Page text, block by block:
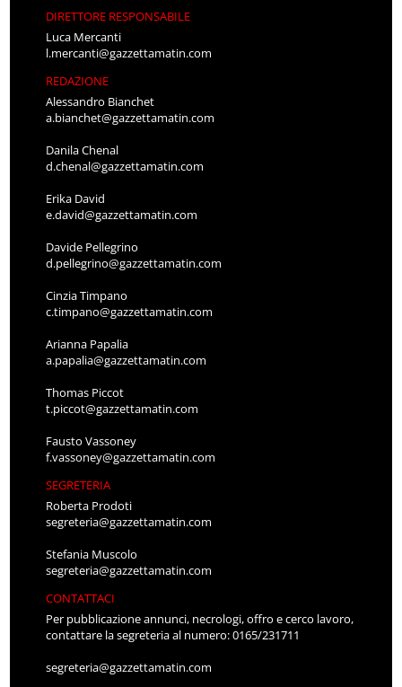
DIRETTORE RESPONSABILE
Luca Mercanti
l.mercanti@gazzettamatin.com
REDAZIONE
Alessandro Bianchet
a.bianchet@gazzettamatin.com
Danila Chenal
d.chenal@gazzettamatin.com
Erika David
e.david@gazzettamatin.com
Davide Pellegrino
d.pellegrino@gazzettamatin.com
Cinzia Timpano
c.timpano@gazzettamatin.com
Arianna Papalia
a.papalia@gazzettamatin.com
Thomas Piccot
t.piccot@gazzettamatin.com
Fausto Vassoney
f.vassoney@gazzettamatin.com
SEGRETERIA
Roberta Prodoti
segreteria@gazzettamatin.com
Stefania Muscolo
segreteria@gazzettamatin.com
CONTATTACI
Per pubblicazione annunci, necrologi, offro e cerco lavoro,
contattare la segreteria al numero: 0165/231711
segreteria@gazzettamatin.com